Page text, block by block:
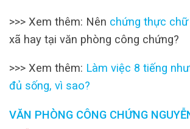
>>> Xem thêm: Nên chứng thực chữ
xã hay tại văn phòng công chứng?
>>> Xem thêm: Làm việc 8 tiếng
đủ sống, vì sao?
VĂN PHÒNG CÔNG CHỨNG